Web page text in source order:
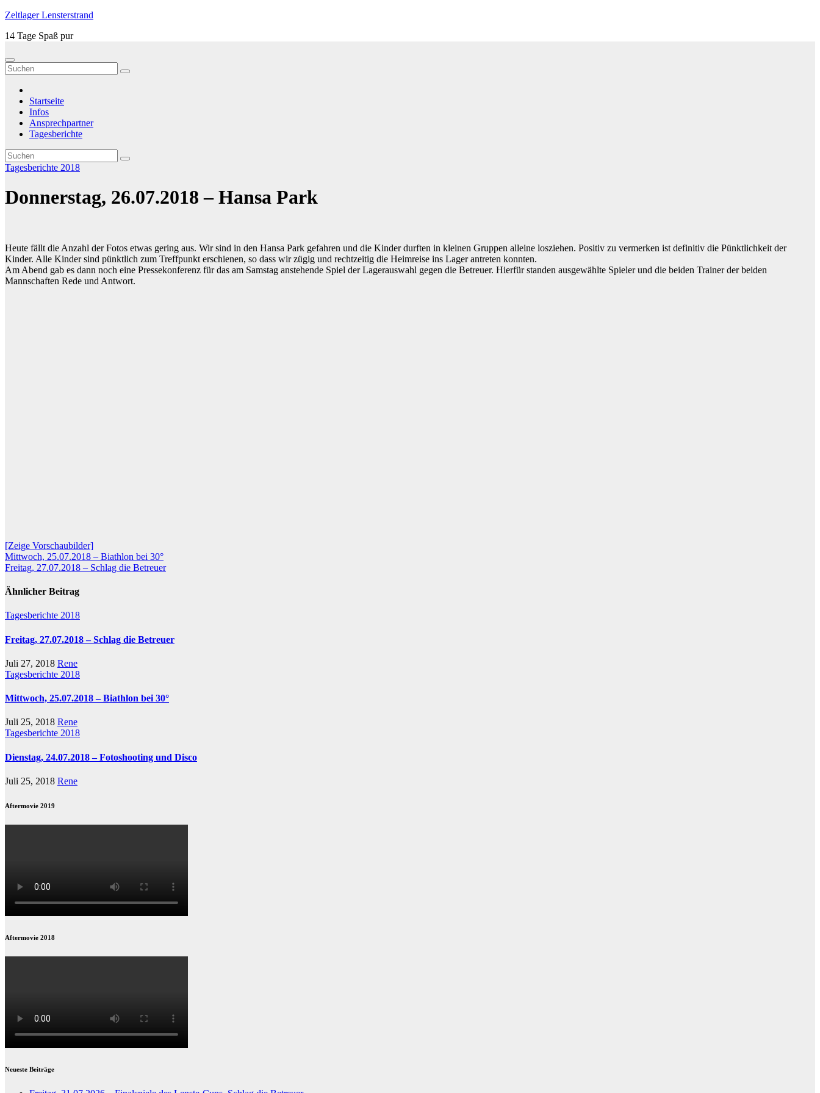
Zum
springen
Zeltlager Lensterstrand
14 Tage Spaß pur
Startseite
Infos
Ansprechpartner
Tagesberichte
Tagesberichte 2018
Donnerstag, 26.07.2018 – Hansa Park
Heute fällt die Anzahl der Fotos etwas gering aus. Wir sind in den Hansa Park gefahren und die Kinder durften in kleinen Gruppen alleine losziehen. Positiv zu vermerken ist definitiv die Pünktlichkeit der
Kinder. Alle Kinder sind pünktlich zum Treffpunkt erschienen, so dass wir zügig und rechtzeitig die Heimreise ins Lager antreten konnten.
Am Abend gab es dann noch eine Pressekonferenz für das am Samstag anstehende Spiel der Lagerauswahl gegen die Betreuer. Hierfür standen ausgewählte Spieler und die beiden Trainer der beiden
Mannschaften Rede und Antwort.
[Zeige Vorschaubilder]
Beitragsnavigation
Mittwoch, 25.07.2018 – Biathlon bei 30°
Freitag, 27.07.2018 – Schlag die Betreuer
Ähnlicher Beitrag
Tagesberichte 2018
Freitag, 27.07.2018 – Schlag die Betreuer
Juli 27, 2018 Rene
Tagesberichte 2018
Mittwoch, 25.07.2018 – Biathlon bei 30°
Juli 25, 2018 Rene
Tagesberichte 2018
Dienstag, 24.07.2018 – Fotoshooting und Disco
Juli 25, 2018 Rene
Aftermovie 2019
Aftermovie 2018
Neueste Beiträge